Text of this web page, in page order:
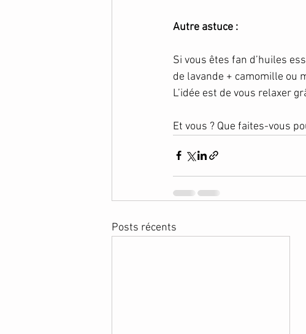
Autre astuce :
Si vous êtes fan d’huiles
de lavande + camomille ou
L’idée est de vous relaxer
Et vous ? Que faites-vous
Posts récents